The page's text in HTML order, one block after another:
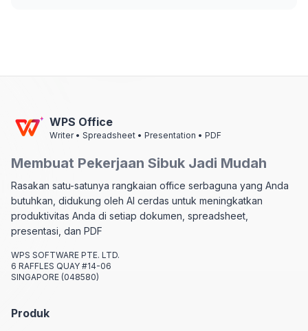
WPS Office
Writer • Spreadsheet • Presentation • PDF
Membuat Pekerjaan Sibuk Jadi Mudah
Rasakan satu-satunya rangkaian office serbaguna yang Anda
butuhkan, didukung oleh AI cerdas untuk meningkatkan
produktivitas Anda di setiap dokumen, spreadsheet,
presentasi, dan PDF
WPS SOFTWARE PTE. LTD.
6 RAFFLES QUAY #14-06
SINGAPORE (048580)
Produk